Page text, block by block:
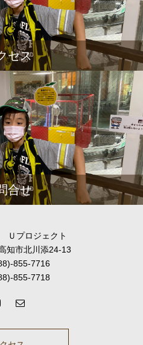
セス
合せ
Ｕプロジェクト
知市北川添24-13
855-7716
855-7718